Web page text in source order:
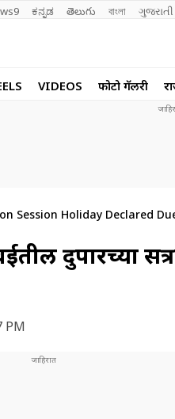
ಕನ್ನಡ తెలుగు বাংলা ગુજરાતી
VIDEOS फोटो गॅलरी
Session Holiday Declared
दुपारच्या
PM